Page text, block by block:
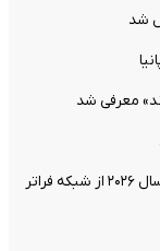
معرفی شد